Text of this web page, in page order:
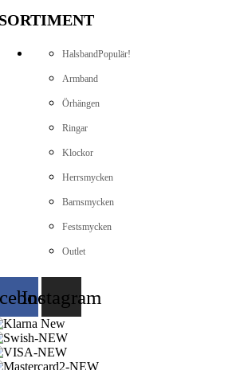
HalsbandPopulär!
Armband
Örhängen
Ringar
Klockor
Herrsmycken
Barnsmycken
Festsmycken
Outlet
Instagram